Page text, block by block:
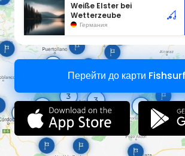
Weiße Elster bei
Wetterzeube
Германия
Перейти до карти